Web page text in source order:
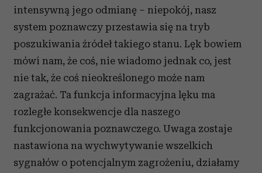
intensywną jego odmianę – niepokój, nasz
system poznawczy przestawia się na tryb
poszukiwania źródeł takiego stanu. Lęk bowiem
mówi nam, że coś, nie wiadomo jednak co, jest
nie tak, że coś nieokreślonego może nam
zagrażać. Ta funkcja informacyjna lęku ma
rozległe konsekwencje dla naszego
funkcjonowania poznawczego. Uwaga zostaje
nastawiona na wychwytywanie wszelkich
sygnałów o potencjalnym zagrożeniu, działamy